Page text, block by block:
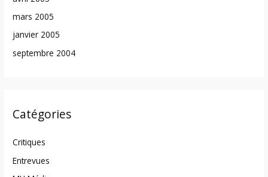
mars 2005
janvier 2005
septembre 2004
Catégories
Critiques
Entrevues